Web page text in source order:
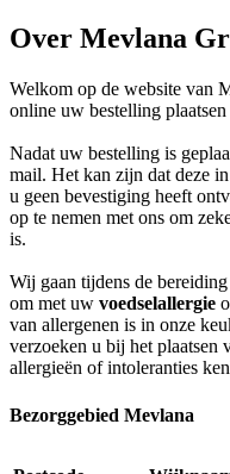
Over Mevlana
Welkom op de website van
online uw bestelling
Nadat uw bestelling is
mail. Het kan zijn dat deze
u geen bevestiging heeft
op te nemen met ons om
is.
Wij gaan tijdens de
om met uw voedselallergie
van allergenen is in onze
verzoeken u bij het
allergieën of intoleranties
Bezorggebied Mevlana